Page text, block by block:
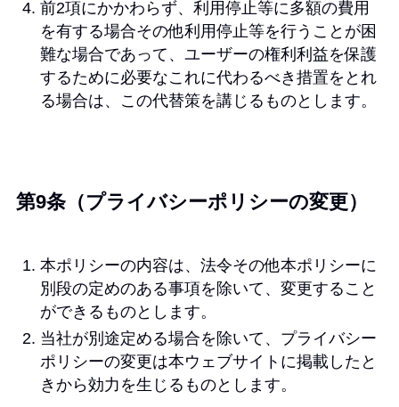
前2項にかかわらず、利用停止等に多額の費用
を有する場合その他利用停止等を行うことが困
難な場合であって、ユーザーの権利利益を保護
するために必要なこれに代わるべき措置をとれ
る場合は、この代替策を講じるものとします。
第9条（プライバシーポリシーの変更）
本ポリシーの内容は、法令その他本ポリシーに
別段の定めのある事項を除いて、変更すること
ができるものとします。
当社が別途定める場合を除いて、プライバシー
ポリシーの変更は本ウェブサイトに掲載したと
きから効力を生じるものとします。